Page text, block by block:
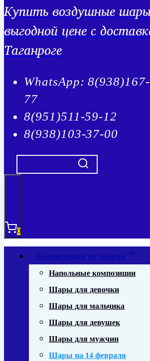
Купить воздушные
выгодной цене с
Таганроге
WhatsApp:
77
8(951)511-59-12
8(938)103-37-00
0
Композиции из шаров
Напольные композиции
Шары для девочки
Шары для мальчика
Шары для девушек
Шары для мужчин
Шары на 14 февраля